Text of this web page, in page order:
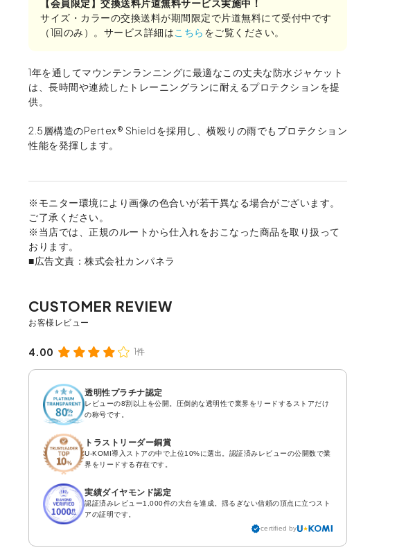
サイズ・カラーの交換送料が期間限定で片道無料にて受付中です
（1回のみ）。サービス詳細は こちら をご覧ください。
1年を通してマウンテンランニングに最適なこの丈夫な防水ジャケット
は、長時間や連続したトレーニングランに耐えるプロテクションを提
供。
2.5層構造のPertex® Shieldを採用し、横殴りの雨でもプロテクション
性能を発揮します。
※モニター環境により画像の色合いが若干異なる場合がございます。
ご了承ください。
※当店では、正規のルートから仕入れをおこなった商品を取り扱って
おります。
■広告文責：株式会社カンパネラ
4.00 1件
透明性プラチナ認定
レビューの8割以上を公開。圧倒的な透明性で業界をリードするストアだけ
の称号です。
トラストリーダー銅賞
U-KOMI導入ストアの中で上位10%に選出。認証済みレビューの公開数で業
界をリードする存在です。
実績ダイヤモンド認定
認証済みレビュー1,000件の大台を達成。揺るぎない信頼の頂点に立つスト
アの証明です。
certified by